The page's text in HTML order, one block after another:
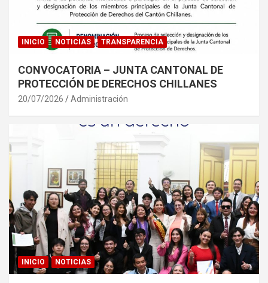
INICIO NOTICIAS TRANSPARENCIA
CONVOCATORIA – JUNTA CANTONAL DE
PROTECCIÓN DE DERECHOS CHILLANES
20/07/2026 Administración
INICIO NOTICIAS